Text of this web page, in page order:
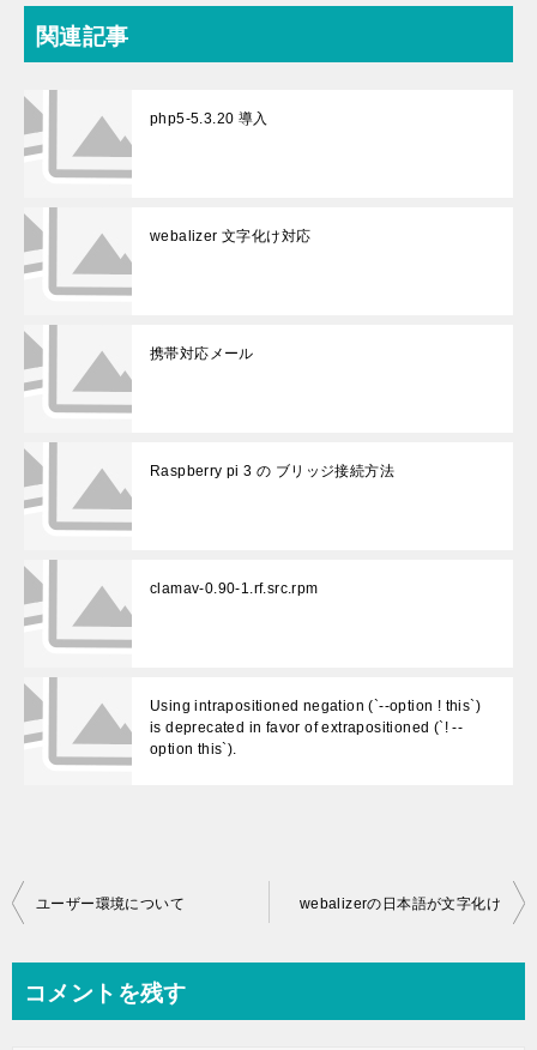
関連記事
php5-5.3.20 導入
webalizer 文字化け対応
携帯対応メール
Raspberry pi 3 の ブリッジ接続方法
clamav-0.90-1.rf.src.rpm
Using intrapositioned negation (`--option ! this`)
is deprecated in favor of extrapositioned (`! --
option this`).
投
ビ
ユーザー環境について webalizerの日本語が文字化け
コメントを残す